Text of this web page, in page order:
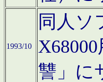
1993/10
同人ソ
讐」に